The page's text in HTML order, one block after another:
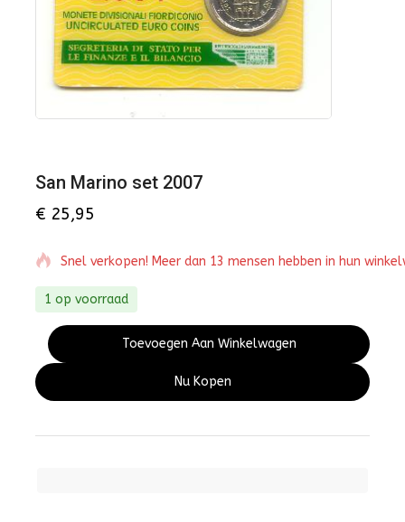
San Marino set 2007
€ 25,95
Snel verkopen! Meer dan 13 mensen hebben in hun
1 op voorraad
Toevoegen Aan Winkelwagen
Nu Kopen